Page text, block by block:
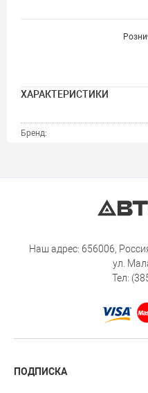
ХАРАКТЕРИСТИКИ
Бренд:
Наш адрес: 656006,
ул.
Тел:
ПОДПИСКА